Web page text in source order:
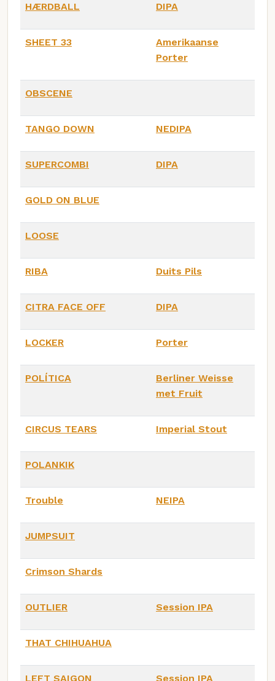
HÆRDBALL DIPA
SHEET 33
Amerikaanse
Porter
OBSCENE
TANGO DOWN NEDIPA
SUPERCOMBI DIPA
GOLD ON BLUE
LOOSE
RIBA Duits Pils
CITRA FACE OFF DIPA
LOCKER Porter
POLÍTICA
Berliner Weisse
met Fruit
CIRCUS TEARS Imperial Stout
POLANKIK
Trouble NEIPA
JUMPSUIT
Crimson Shards
OUTLIER Session IPA
THAT CHIHUAHUA
LEFT SAIGON Session IPA